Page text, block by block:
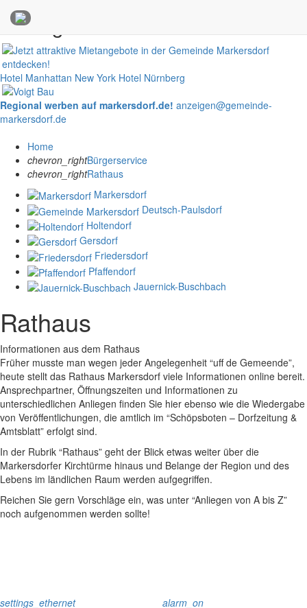
Anzeigen
Hotel Manhattan New York Hotel Nürnberg
Regional werben auf markersdorf.de! anzeigen@gemeinde-
markersdorf.de
Home
chevron_rightBürgerservice
chevron_rightRathaus
Markersdorf
Deutsch-Paulsdorf
Holtendorf
Gersdorf
Friedersdorf
Pfaffendorf
Jauernick-Buschbach
Rathaus
Informationen aus dem Rathaus
Früher musste man wegen jeder Angelegenheit “uff de Gemeende”,
heute stellt das Rathaus Markersdorf viele Informationen online bereit.
Ansprechpartner, Öffnungszeiten und Informationen zu
unterschiedlichen Anliegen finden Sie hier ebenso wie die Wiedergabe
von Veröffentlichungen, die amtlich im “Schöpsboten – Dorfzeitung &
Amtsblatt” erfolgt sind.
In der Rubrik “Rathaus” geht der Blick etwas weiter über die
Markersdorfer Kirchtürme hinaus und Belange der Region und des
Lebens im ländlichen Raum werden aufgegriffen.
Reichen Sie gern Vorschläge ein, was unter “Anliegen von A bis Z”
noch aufgenommen werden sollte!
settings_ethernet alarm_on